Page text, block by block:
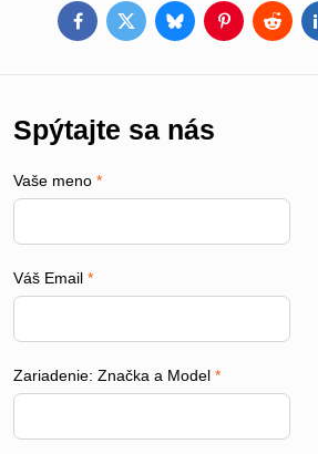
FacebookTwitterBlueskyPinterestReddit
Spýtajte sa nás
Vaše meno *
Váš Email *
Zariadenie: Značka a Model *